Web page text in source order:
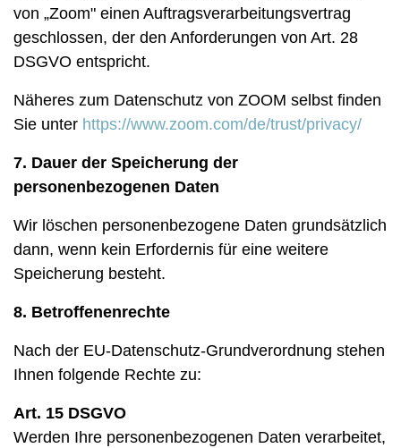
von „Zoom" einen Auftragsverarbeitungsvertrag
geschlossen, der den Anforderungen von Art. 28
DSGVO entspricht.
Näheres zum Datenschutz von ZOOM selbst finden
Sie unter https://www.zoom.com/de/trust/privacy/
7. Dauer der Speicherung der
personenbezogenen Daten
Wir löschen personenbezogene Daten grundsätzlich
dann, wenn kein Erfordernis für eine weitere
Speicherung besteht.
8. Betroffenenrechte
Nach der EU-Datenschutz-Grundverordnung stehen
Ihnen folgende Rechte zu:
Art. 15 DSGVO
Werden Ihre personenbezogenen Daten verarbeitet,